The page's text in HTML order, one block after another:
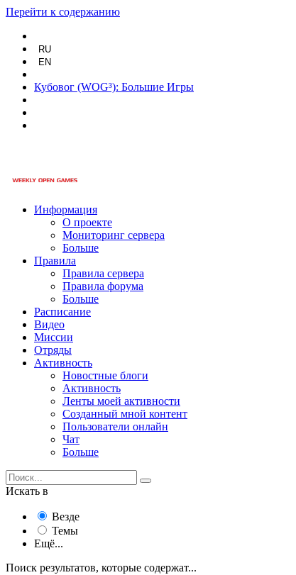
Перейти к содержанию
RU
EN
Кубовог (WOG³): Большие Игры
Информация
О проекте
Мониторинг сервера
Больше
Правила
Правила сервера
Правила форума
Больше
Расписание
Видео
Миссии
Отряды
Активность
Новостные блоги
Активность
Ленты моей активности
Созданный мной контент
Пользователи онлайн
Чат
Больше
Искать в
Везде
Темы
Ещё...
Поиск результатов, которые содержат...